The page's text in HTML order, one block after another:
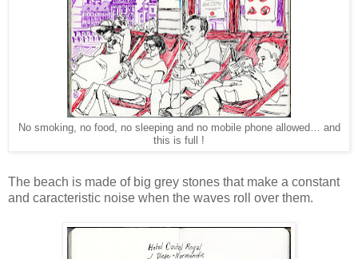
No smoking, no food, no sleeping and no mobile phone allowed… and
this is full !
The beach is made of big grey stones that make a constant
and caracteristic noise when the waves roll over them.